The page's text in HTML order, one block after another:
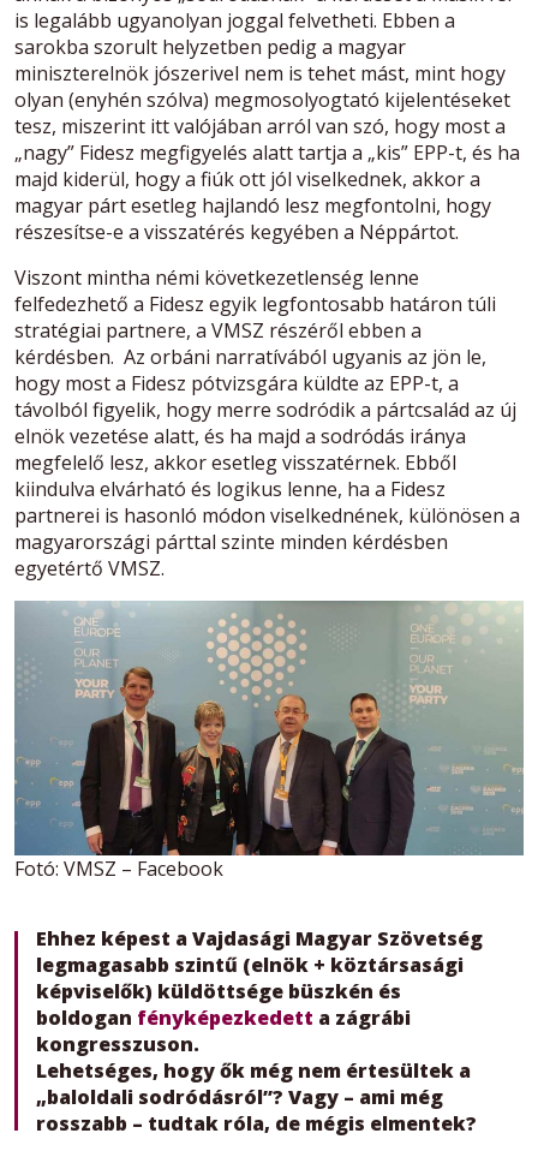
is legalább ugyanolyan joggal felvetheti. Ebben a
sarokba szorult helyzetben pedig a magyar
miniszterelnök jószerivel nem is tehet mást, mint hogy
olyan (enyhén szólva) megmosolyogtató kijelentéseket
tesz, miszerint itt valójában arról van szó, hogy most a
„nagy” Fidesz megfigyelés alatt tartja a „kis” EPP-t, és ha
majd kiderül, hogy a fiúk ott jól viselkednek, akkor a
magyar párt esetleg hajlandó lesz megfontolni, hogy
részesítse-e a visszatérés kegyében a Néppártot.
Viszont mintha némi következetlenség lenne
felfedezhető a Fidesz egyik legfontosabb határon túli
stratégiai partnere, a VMSZ részéről ebben a
kérdésben. Az orbáni narratívából ugyanis az jön le,
hogy most a Fidesz pótvizsgára küldte az EPP-t, a
távolból figyelik, hogy merre sodródik a pártcsalád az új
elnök vezetése alatt, és ha majd a sodródás iránya
megfelelő lesz, akkor esetleg visszatérnek. Ebből
kiindulva elvárható és logikus lenne, ha a Fidesz
partnerei is hasonló módon viselkednének, különösen a
magyarországi párttal szinte minden kérdésben
egyetértő VMSZ.
Fotó: VMSZ – Facebook
Ehhez képest a Vajdasági Magyar Szövetség
legmagasabb szintű (elnök + köztársasági
képviselők) küldöttsége büszkén és
boldogan fényképezkedett a zágrábi
kongresszuson.
Lehetséges, hogy ők még nem értesültek a
„baloldali sodródásról”? Vagy – ami még
rosszabb – tudtak róla, de mégis elmentek?